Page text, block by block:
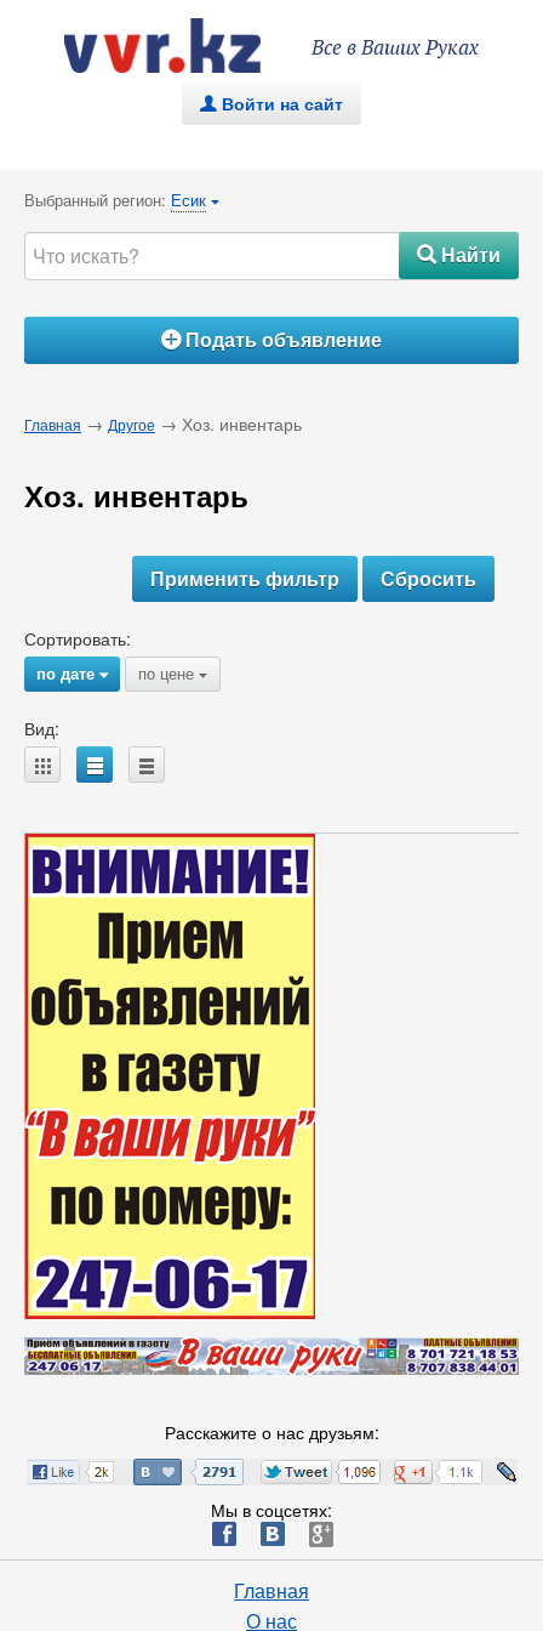
Все в Ваших Руках
. Войти на сайт
Выбранный регион: Есик {
#Найти
ÁПодать объявление
Главная → Другое → Хоз. инвентарь
Хоз. инвентарь
Сортировать:
по дате{ по цене {
Вид:
A B C
Расскажите о нас друзьям:
Мы в соцсетях:
ä æ è
Главная
О нас